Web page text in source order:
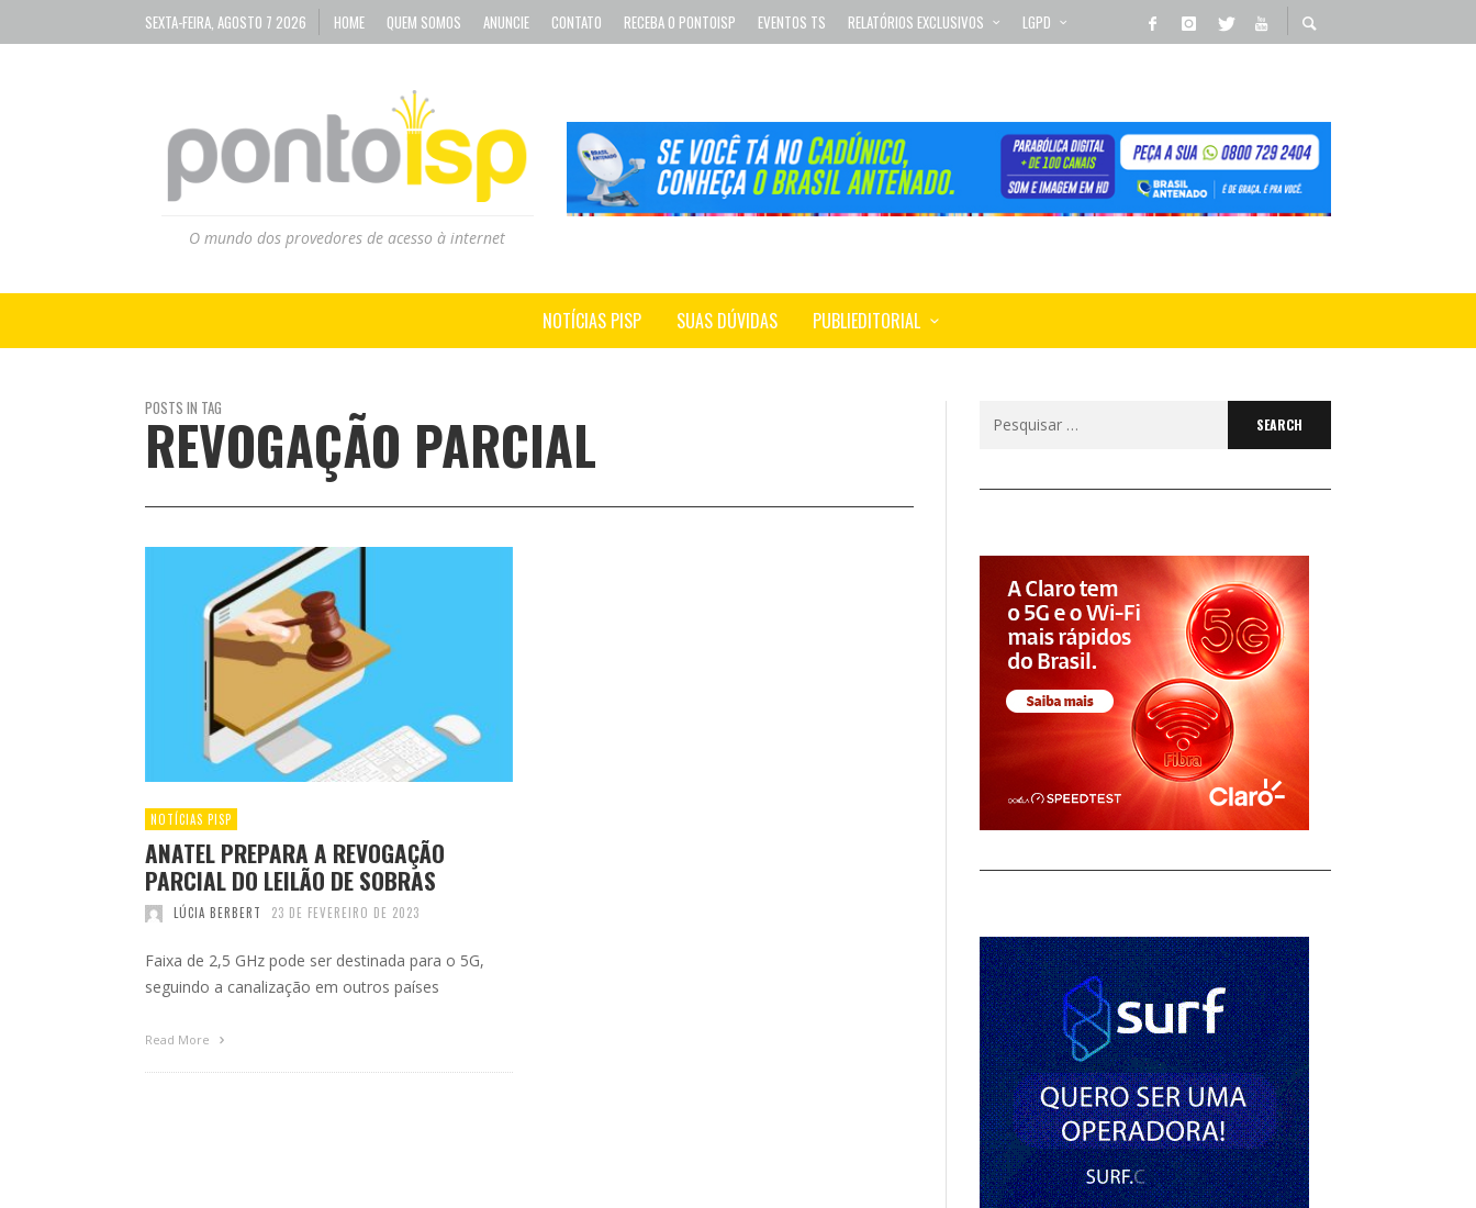
SEXTA-FEIRA, AGOSTO 7 2026 HOME QUEM SOMOS ANUNCIE CONTATO RECEBA O PONTOISP EVENTOS TS RELATÓRIOS EXCLUSIVOS LGPD
O mundo dos provedores de acesso à internet
NOTÍCIAS PISP SUAS DÚVIDAS PUBLIEDITORIAL
POSTS IN TAG
REVOGAÇÃO PARCIAL
NOTÍCIAS PISP
ANATEL PREPARA A REVOGAÇÃO
PARCIAL DO LEILÃO DE SOBRAS
LÚCIA BERBERT 23 DE FEVEREIRO DE 2023
Faixa de 2,5 GHz pode ser destinada para o 5G,
seguindo a canalização em outros países
Read More